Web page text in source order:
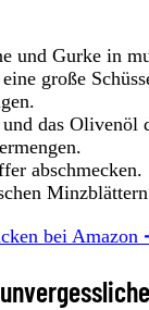
und Gurke in
große
das Olivenöl
abschmecken.
bei Amazon